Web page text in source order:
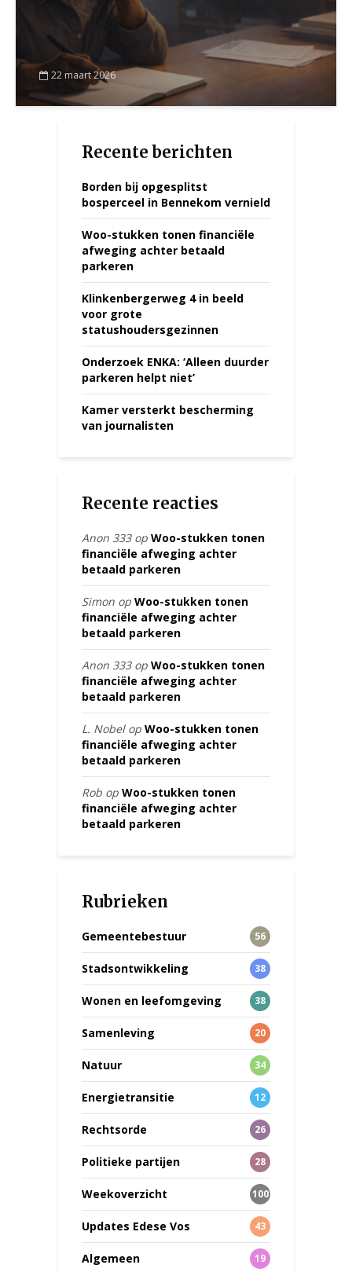
22 maart 2026
Recente berichten
Borden bij opgesplitst
bosperceel in Bennekom vernield
Woo-stukken tonen financiële
afweging achter betaald
parkeren
Klinkenbergerweg 4 in beeld
voor grote
statushoudersgezinnen
Onderzoek ENKA: ‘Alleen duurder
parkeren helpt niet’
Kamer versterkt bescherming
van journalisten
Recente reacties
Anon 333op Woo-stukken tonen
financiële afweging achter
betaald parkeren
Simon op Woo-stukken tonen
financiële afweging achter
betaald parkeren
Anon 333op Woo-stukken tonen
financiële afweging achter
betaald parkeren
L. Nobelop Woo-stukken tonen
financiële afweging achter
betaald parkeren
Rob op Woo-stukken tonen
financiële afweging achter
betaald parkeren
Rubrieken
Gemeentebestuur 56
Stadsontwikkeling 38
Wonen en leefomgeving 38
Samenleving 20
Natuur 34
Energietransitie 12
Rechtsorde 26
Politieke partijen 28
Weekoverzicht 100
Updates Edese Vos 43
Algemeen 19